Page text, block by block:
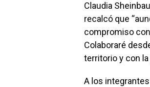
Claudia
recalcó que
compromiso
Colaboraré
territorio y con la
A los